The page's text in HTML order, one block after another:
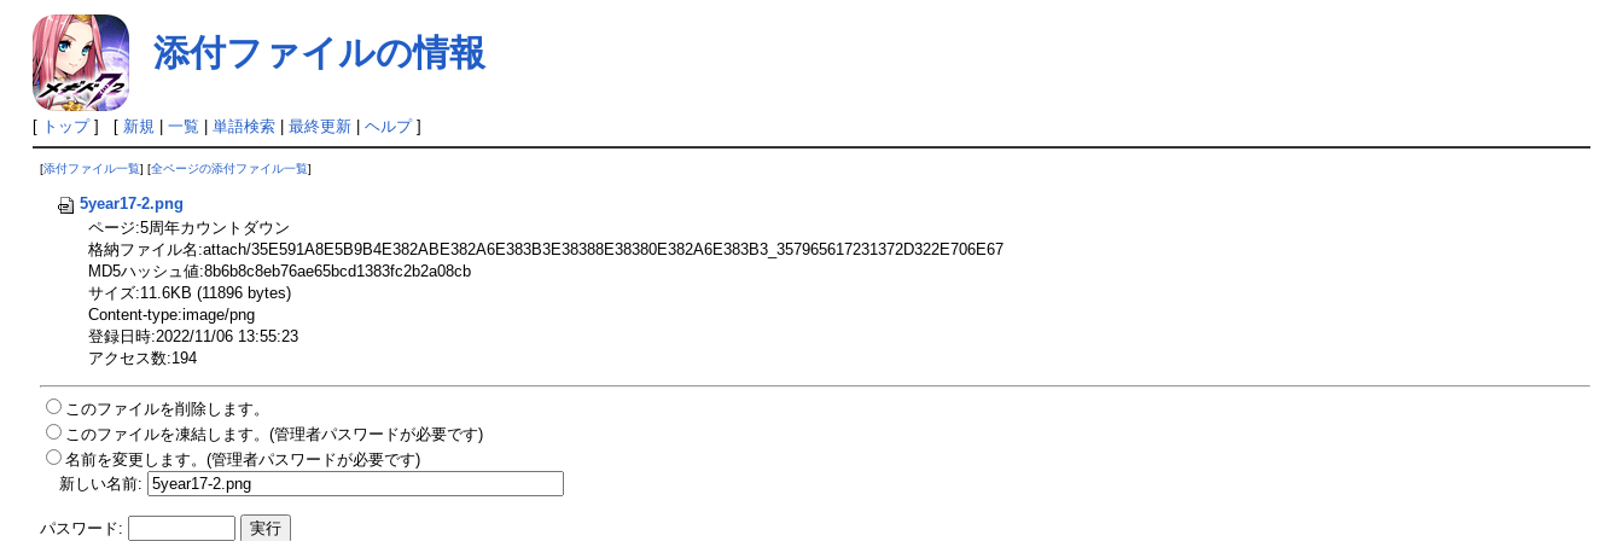
添付ファイルの情報
[ トップ] [ 新規| 一覧 単語検索| 最終更新| ヘルプ]
[添付ファイル一覧] [全ページの添付ファイル一覧]
5year17-2.png
ページ:5周年カウントダウン
格納ファイル名:attach/35E591A8E5B9B4E382ABE382A6E383B3E38388E38380E382A6E383B3_357965617231372D322E706E67
MD5ハッシュ値:8b6b8c8eb76ae65bcd1383fc2b2a08cb
サイズ:11.6KB (11896 bytes)
Content-type:image/png
登録日時:2022/11/06 13:55:23
アクセス数:194
このファイルを削除します。
このファイルを凍結します。(管理者パスワードが必要です)
名前を変更します。(管理者パスワードが必要です)
新しい名前:
パスワード: